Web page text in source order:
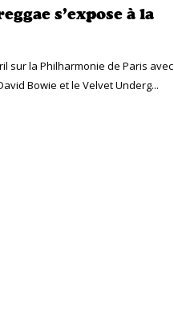
s’expose à la
sur la Philharmonie de Paris avec
Bowie et le Velvet Underg...